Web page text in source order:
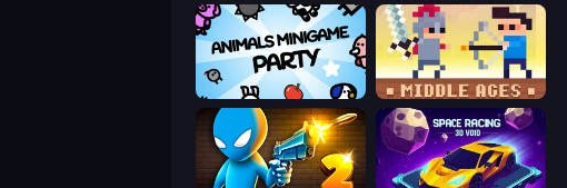
Animals Minigame Party Castle Wars: Middle Ages